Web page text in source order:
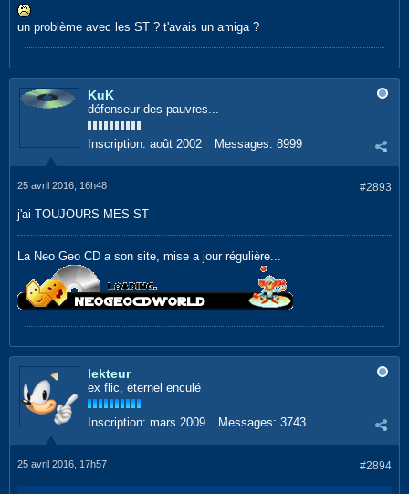
un problème avec les ST ? t'avais un amiga ?
KuK
défenseur des pauvres...
Inscription: août 2002 Messages: 8999
#2893
25 avril 2016, 16h48
j'ai TOUJOURS MES ST
La Neo Geo CD a son site, mise a jour régulière...
lekteur
ex flic, éternel enculé
Inscription: mars 2009 Messages: 3743
#2894
25 avril 2016, 17h57